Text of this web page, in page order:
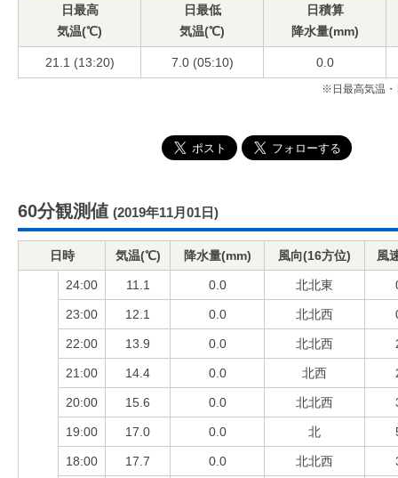
日最高
気温(℃)
日最低
気温(℃)
日積算
降水量(mm)
21.1 (13:20) 7.0 (05:10) 0.0
※日最高気温・
60分観測値 (2019年11月01日)
日時 気温(℃) 降水量(mm) 風向(16方位) 風
24:00 11.1 0.0 北北東
23:00 12.1 0.0 北北西
22:00 13.9 0.0 北北西
21:00 14.4 0.0 北西
20:00 15.6 0.0 北北西
19:00 17.0 0.0 北
18:00 17.7 0.0 北北西